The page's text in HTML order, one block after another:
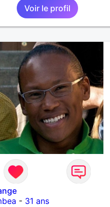
Voir le profil
- 31 ans